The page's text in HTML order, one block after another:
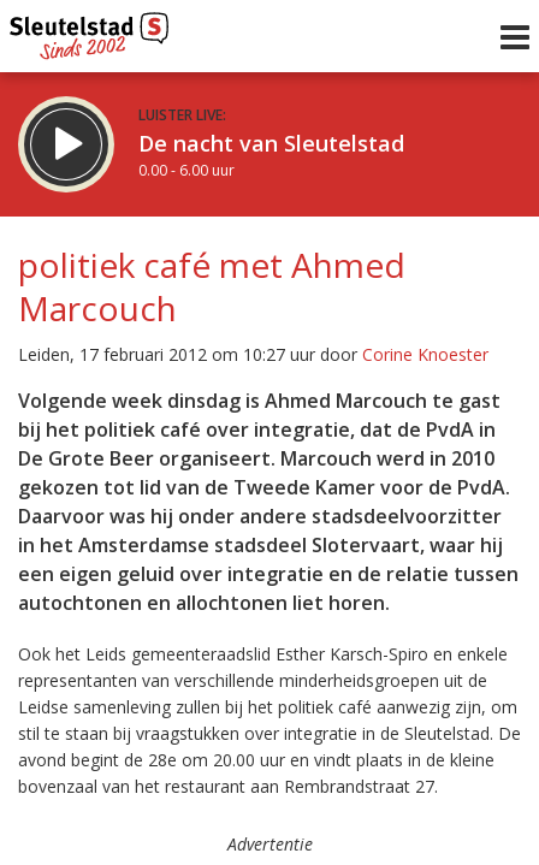
LUISTER LIVE:
De nacht van Sleutelstad
0.00 - 6.00 uur
De ochtend van Sleutelstad
6.00 - 12.00 uur
Vorig uur
Inklappen
politiek café met Ahmed
Marcouch
Leiden, 17 februari 2012 om 10:27 uur door Corine Knoester
Volgende week dinsdag is Ahmed Marcouch te gast
bij het politiek café over integratie, dat de PvdA in
De Grote Beer organiseert. Marcouch werd in 2010
gekozen tot lid van de Tweede Kamer voor de PvdA.
Daarvoor was hij onder andere stadsdeelvoorzitter
in het Amsterdamse stadsdeel Slotervaart, waar hij
een eigen geluid over integratie en de relatie tussen
autochtonen en allochtonen liet horen.
Ook het Leids gemeenteraadslid Esther Karsch-Spiro en enkele
representanten van verschillende minderheidsgroepen uit de
Leidse samenleving zullen bij het politiek café aanwezig zijn, om
stil te staan bij vraagstukken over integratie in de Sleutelstad. De
avond begint de 28e om 20.00 uur en vindt plaats in de kleine
bovenzaal van het restaurant aan Rembrandstraat 27.
Advertentie